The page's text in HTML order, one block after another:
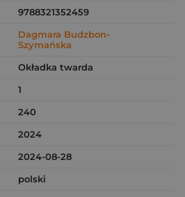
9788321352459
Dagmara Budzbon-
Szymańska
Okładka twarda
1
240
2024
2024-08-28
polski